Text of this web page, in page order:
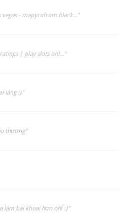
vegas - mapyrofrom black..."
| play slots onl..."
láng :)"
thương"
làm bài khoai hơn nhỉ :)"